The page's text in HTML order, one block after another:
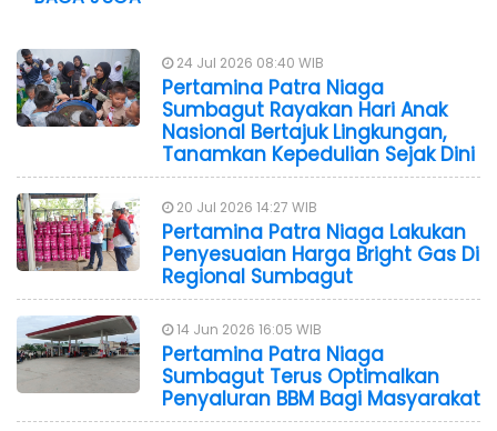
24 Jul 2026 08:40 WIB
Pertamina Patra Niaga
Sumbagut Rayakan Hari Anak
Nasional Bertajuk Lingkungan,
Tanamkan Kepedulian Sejak Dini
20 Jul 2026 14:27 WIB
Pertamina Patra Niaga Lakukan
Penyesuaian Harga Bright Gas Di
Regional Sumbagut
14 Jun 2026 16:05 WIB
Pertamina Patra Niaga
Sumbagut Terus Optimalkan
Penyaluran BBM Bagi Masyarakat